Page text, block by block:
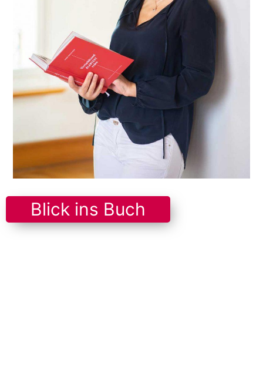
Blick ins Buch